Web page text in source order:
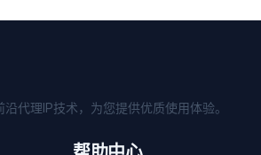
代理IP技术，为您提供优质使用体验。